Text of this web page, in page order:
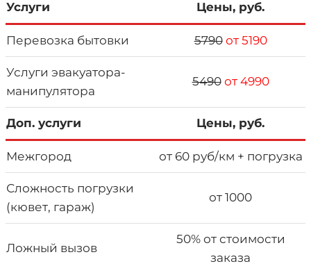
Услуги Цены, руб.
Перевозка бытовки 5790от 5190
Услуги эвакуатора-
манипулятора
5490от 4990
Доп. услуги Цены, руб.
Межгород от 60 руб/км + погрузка
Сложность погрузки
(кювет, гараж)
от 1000
Ложный вызов
50% от стоимости
заказа